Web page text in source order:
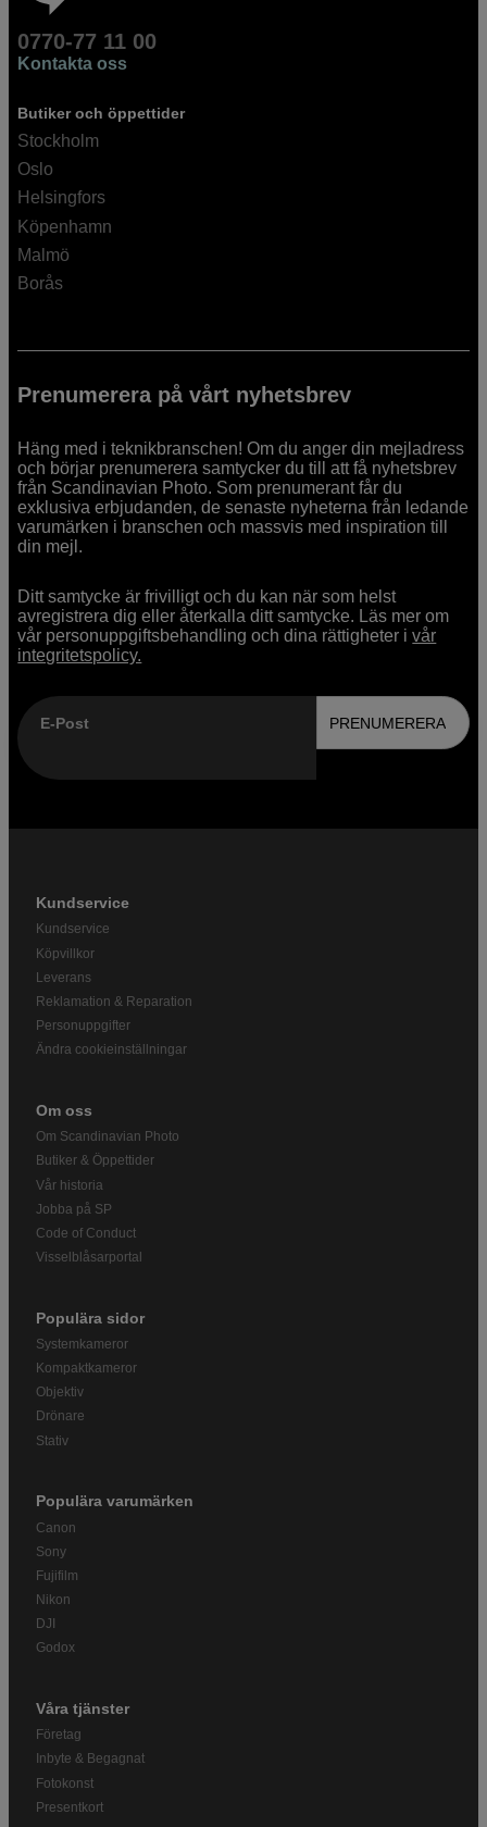
0770-77 11 00
Kontakta oss
Butiker och öppettider
Stockholm
Oslo
Helsingfors
Köpenhamn
Malmö
Borås
Prenumerera på vårt nyhetsbrev
Häng med i teknikbranschen! Om du anger din mejladress
och börjar prenumerera samtycker du till att få nyhetsbrev
från Scandinavian Photo. Som prenumerant får du
exklusiva erbjudanden, de senaste nyheterna från ledande
varumärken i branschen och massvis med inspiration till
din mejl.
Ditt samtycke är frivilligt och du kan när som helst
avregistrera dig eller återkalla ditt samtycke. Läs mer om
vår personuppgiftsbehandling och dina rättigheter ivår
integritetspolicy.
E-Post PRENUMERERA
Kundservice
Kundservice
Köpvillkor
Leverans
Reklamation & Reparation
Personuppgifter
Ändra cookieinställningar
Om oss
Om Scandinavian Photo
Butiker & Öppettider
Vår historia
Jobba på SP
Code of Conduct
Visselblåsarportal
Populära sidor
Systemkameror
Kompaktkameror
Objektiv
Drönare
Stativ
Populära varumärken
Canon
Sony
Fujifilm
Nikon
DJI
Godox
Våra tjänster
Företag
Inbyte & Begagnat
Fotokonst
Presentkort